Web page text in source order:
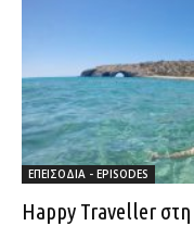
ΕΠΕΙΣΟΔΙΑ - EPISODES
Happy Traveller